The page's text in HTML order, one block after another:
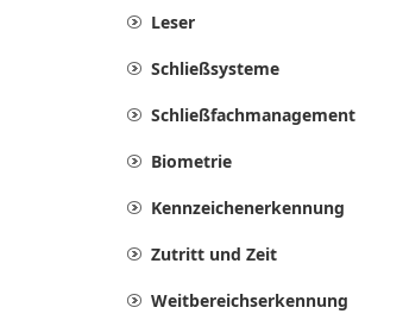
Leser
Schließsysteme
Schließfachmanagement
Biometrie
Kennzeichenerkennung
Zutritt und Zeit
Weitbereichserkennung